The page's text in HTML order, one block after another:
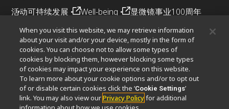
活动可持续发展 Well-being 显微镜事业100周年
相关网站
物镜选择器PubScopeOEMNikon Small World
MicroscopyU
其他尼康产品
映像产品 工业检测产品 半导体光刻系统
When you visit this website, we may retrieve information
about your visit and/or your device, mostly in the form of
cookies. You can choose not to allow some types of
cookies by blocking them, however blocking some types
of cookies may impact your experience on this website.
To learn more about your cookie options and/or to opt out
of or disable certain cookies click the ‘Cookie Settings’
link. You may also view ourPrivacy Policyfor additional